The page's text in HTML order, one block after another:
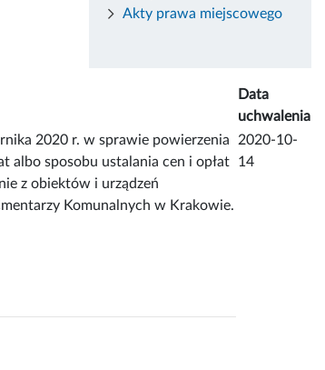
Akty prawa miejscowego
Data
uchwalenia
2020 r. w sprawie powierzenia
albo sposobu ustalania cen i opłat
z obiektów i urządzeń
Komunalnych w Krakowie.
2020-10-
14